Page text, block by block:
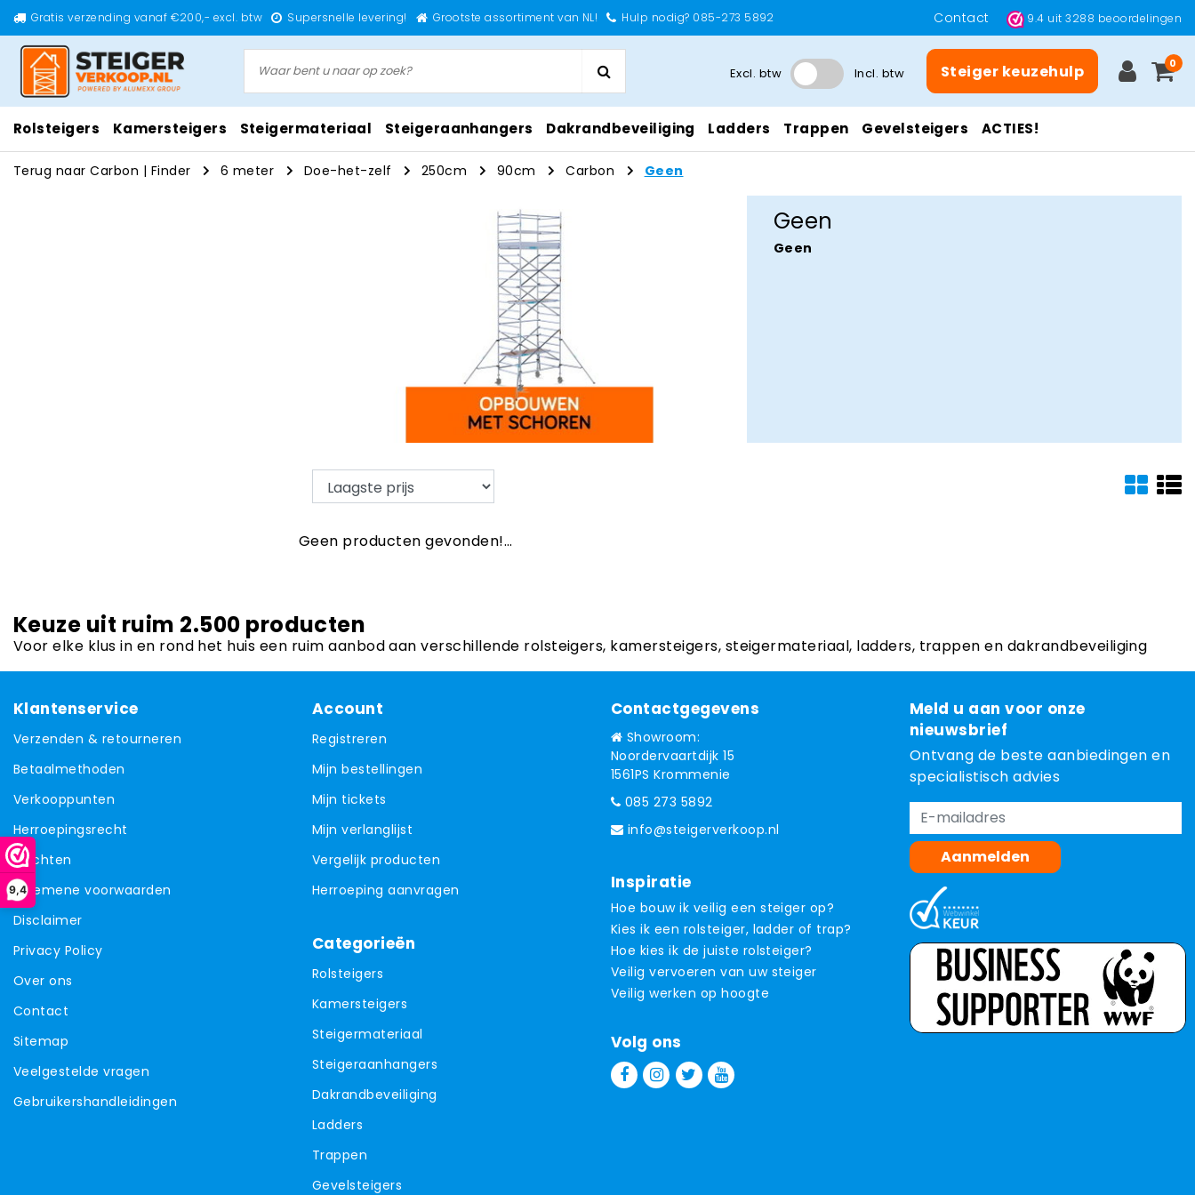
9,4
Gratis verzending vanaf €200,- excl. btw Supersnelle levering! Grootste assortiment van NL! Hulp nodig? 085-273 5892 Contact 9.4 uit3288 beoordelingen
Excl. btw Incl. btw Steiger keuzehulp 0
Rolsteigers Kamersteigers Steigermateriaal Steigeraanhangers Dakrandbeveiliging Ladders Trappen Gevelsteigers ACTIES!
Terug naar Carbon | Finder 6 meter Doe-het-zelf 250cm 90cm Carbon Geen
Geen
Geen
Geen producten gevonden!...
Keuze uit ruim 2.500 producten
Voor elke klus in en rond het huis een ruim aanbod aan verschillende rolsteigers, kamersteigers, steigermateriaal, ladders, trappen en dakrandbeveiliging
Klantenservice
Verzenden & retourneren
Betaalmethoden
Verkooppunten
Herroepingsrecht
Klachten
Algemene voorwaarden
Disclaimer
Privacy Policy
Over ons
Contact
Sitemap
Veelgestelde vragen
Gebruikershandleidingen
Account
Registreren
Mijn bestellingen
Mijn tickets
Mijn verlanglijst
Vergelijk producten
Herroeping aanvragen
Categorieën
Rolsteigers
Kamersteigers
Steigermateriaal
Steigeraanhangers
Dakrandbeveiliging
Ladders
Trappen
Gevelsteigers
Contactgegevens
Showroom:
Noordervaartdijk 15
1561PS Krommenie
085 273 5892
info@steigerverkoop.nl
Inspiratie
Hoe bouw ik veilig een steiger op?
Kies ik een rolsteiger, ladder of trap?
Hoe kies ik de juiste rolsteiger?
Veilig vervoeren van uw steiger
Veilig werken op hoogte
Volg ons
Meld u aan voor onze
nieuwsbrief
Ontvang de beste aanbiedingen en
specialistisch advies
Aanmelden